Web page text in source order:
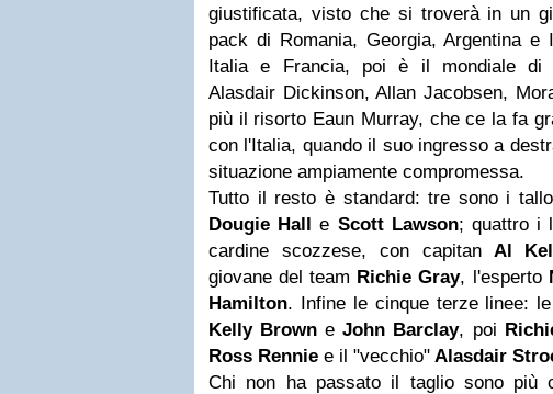
giustificata, visto che si troverà in un
pack di Romania, Georgia, Argentina e
Italia e Francia, poi è il mondiale di
Alasdair Dickinson, Allan Jacobsen,
più il risorto Eaun Murray, che ce la fa
con l'Italia, quando il suo ingresso a
situazione ampiamente compromessa.
Tutto il resto è standard: tre sono i
Dougie Halle Scott Lawson; quattro i
cardine scozzese, con capitanAl
giovane del team Richie Gray, l'esperto
Hamilton. Infine le cinque terze linee:
Kelly Brown e John Barclay, poi
Ross Rennie e il "vecchio" Alasdair
Chi non ha passato il taglio sono più